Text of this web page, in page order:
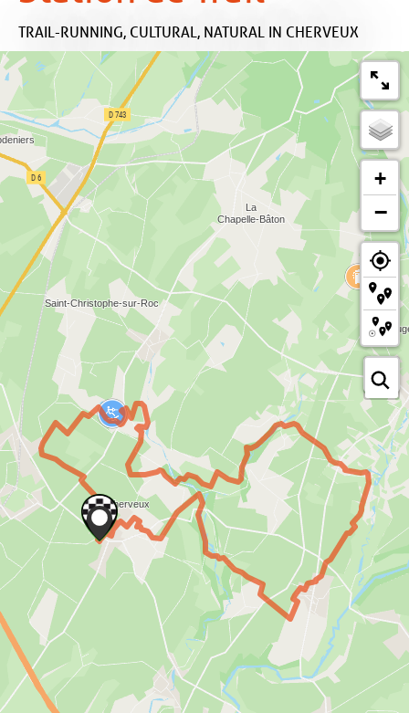
TRAIL-RUNNING, CULTURAL, NATURAL IN CHERVEUX
+
−